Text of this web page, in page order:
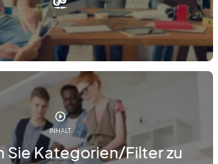
INHALT
Sie Kategorien/Filter zu